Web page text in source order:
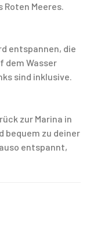
Meeres.
entspannen, die
dem Wasser
sind inklusive.
zur Marina in
bequem zu deiner
entspannt,